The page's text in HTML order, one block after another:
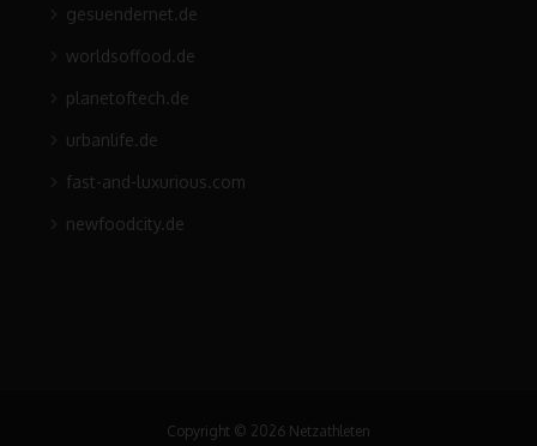
gesuendernet.de
worldsoffood.de
planetoftech.de
urbanlife.de
fast-and-luxurious.com
newfoodcity.de
Copyright © 2026 Netzathleten